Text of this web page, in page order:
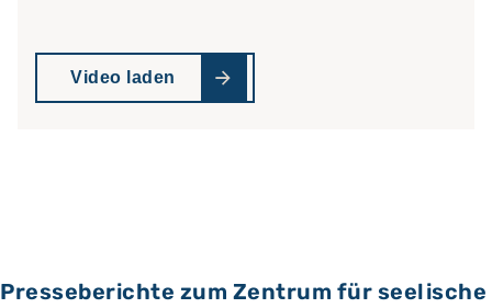
Video laden
Presseberichte zum Zentrum für seelische